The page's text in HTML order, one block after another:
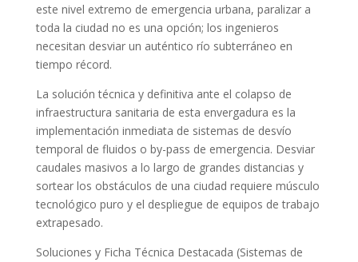
este nivel extremo de emergencia urbana, paralizar a
toda la ciudad no es una opción; los ingenieros
necesitan desviar un auténtico río subterráneo en
tiempo récord.
La solución técnica y definitiva ante el colapso de
infraestructura sanitaria de esta envergadura es la
implementación inmediata de sistemas de desvío
temporal de fluidos o by-pass de emergencia. Desviar
caudales masivos a lo largo de grandes distancias y
sortear los obstáculos de una ciudad requiere músculo
tecnológico puro y el despliegue de equipos de trabajo
extrapesado.
Soluciones y Ficha Técnica Destacada (Sistemas de